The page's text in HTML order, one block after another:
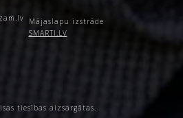
tiesības aizsargātas.
Mājaslapu izstrāde
SMARTI.LV